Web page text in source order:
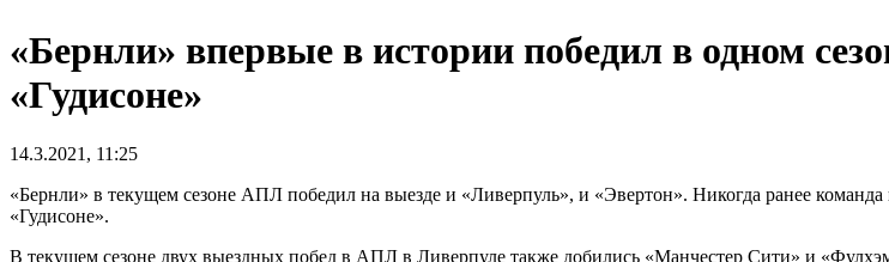
«Бернли» впервые в истории победил в одном
«Гудисоне»
14.3.2021, 11:25
«Бернли» в текущем сезоне АПЛ победил на выезде и «Ливерпуль», и «Эвертон». Никогда ранее
«Гудисоне».
В текущем сезоне двух выездных побед в АПЛ в Ливерпуле также добились «Манчестер Сити» и